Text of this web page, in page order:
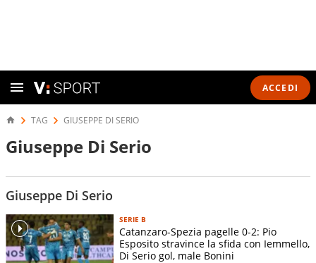
ACCEDI
TAG GIUSEPPE DI SERIO
Giuseppe Di Serio
Giuseppe Di Serio
SERIE B
Catanzaro-Spezia pagelle 0-2: Pio
Esposito stravince la sfida con Iemmello,
Di Serio gol, male Bonini